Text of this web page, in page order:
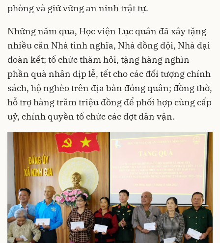
phòng và giữ vững an ninh trật tự.
Những năm qua, Học viện Lục quân đã xây tặng
nhiều căn Nhà tình nghĩa, Nhà đồng đội, Nhà đại
đoàn kết; tổ chức thăm hỏi, tặng hàng nghìn
phần quà nhân dịp lễ, tết cho các đối tượng chính
sách, hộ nghèo trên địa bàn đóng quân; đồng thờ,
hỗ trợ hàng trăm triệu đồng để phối hợp cùng cấp
uỷ, chính quyền tổ chức các đợt dân vận.